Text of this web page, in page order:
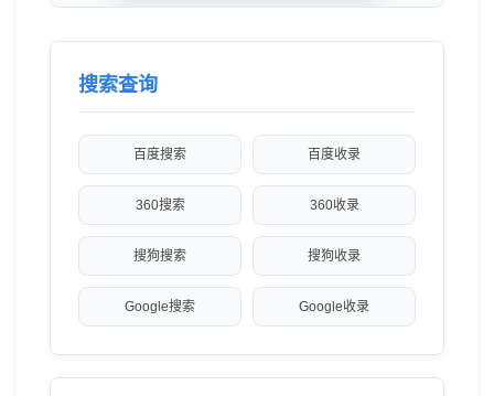
搜索查询
百度搜索 百度收录
360搜索 360收录
搜狗搜索 搜狗收录
Google搜索 Google收录